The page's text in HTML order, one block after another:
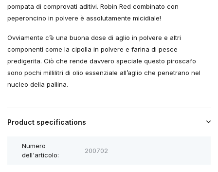
pompata di comprovati aditivi. Robin Red combinato con
peperoncino in polvere è assolutamente micidiale!
Ovviamente c’è una buona dose di aglio in polvere e altri
componenti come la cipolla in polvere e farina di pesce
predigerita. Ciò che rende davvero speciale questo piroscafo
sono pochi millilitri di olio essenziale all’aglio che penetrano nel
nucleo della pallina.
Product specifications
Numero
dell'articolo:
200702